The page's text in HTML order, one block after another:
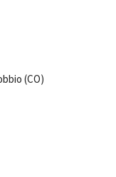
(CO)